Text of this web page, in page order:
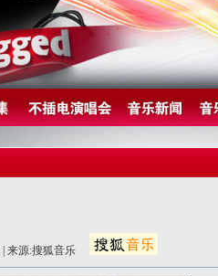
| 来源:搜狐音乐